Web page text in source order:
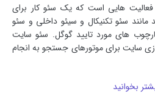
هایی است که یک سئو کار برای
مانند سئو تکنیکال و سیئو داخلی و سئو
های مورد تایید گوگل. سئو سایت
سایت برای موتورهای جستجو به انجام
بخوانید